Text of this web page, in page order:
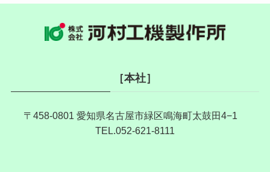
［本社］
〒458-0801 愛知県名古屋市緑区鳴海町太鼓田4−1
TEL.052-621-8111